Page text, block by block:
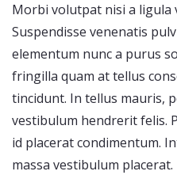
Morbi volutpat nisi a ligula
Suspendisse venenatis
elementum nunc a purus
fringilla quam at tellus
tincidunt. In tellus mauris,
vestibulum hendrerit felis.
id placerat condimentum.
massa vestibulum